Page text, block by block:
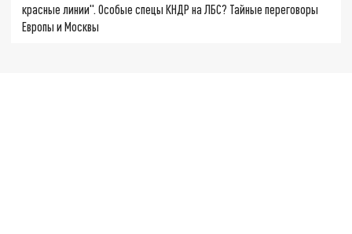
красные линии". Особые спецы КНДР на ЛБС? Тайные переговоры
Европы и Москвы